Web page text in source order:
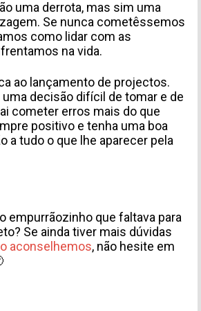
uma derrota, mas sim uma
Se nunca cometêssemos
como lidar com as
na vida.
ao lançamento de projectos.
decisão difícil de tomar e de
cometer erros mais do que
positivo e tenha uma boa
a tudo o que lhe aparecer pela
empurrãozinho que faltava para
Se ainda tiver mais dúvidas
aconselhemos, não hesite em
de Aticco